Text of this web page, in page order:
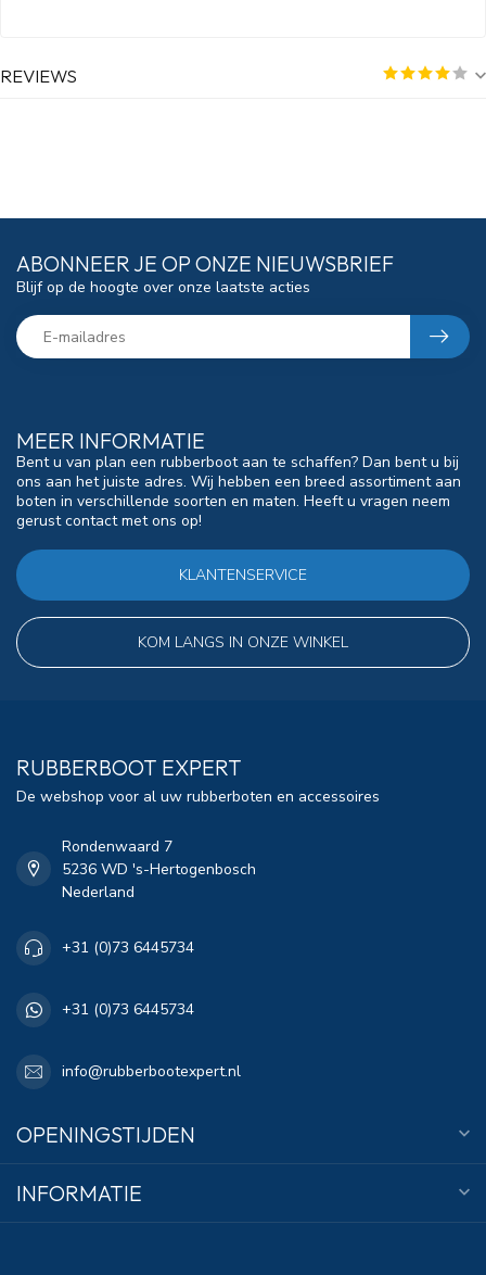
REVIEWS
MEER INFORMATIE
Bent u van plan een rubberboot aan te schaffen? Dan bent u bij
ons aan het juiste adres. Wij hebben een breed assortiment aan
boten in verschillende soorten en maten. Heeft u vragen neem
gerust contact met ons op!
KLANTENSERVICE
KOM LANGS IN ONZE WINKEL
ABONNEER JE OP ONZE NIEUWSBRIEF
Blijf op de hoogte over onze laatste acties
RUBBERBOOT EXPERT
De webshop voor al uw rubberboten en accessoires
Rondenwaard 7
5236 WD 's-Hertogenbosch
Nederland
+31 (0)73 6445734
+31 (0)73 6445734
info@rubberbootexpert.nl
OPENINGSTIJDEN
INFORMATIE